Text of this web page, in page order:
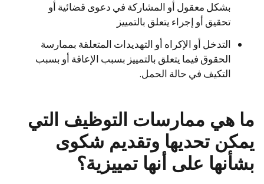
بشكل معقول أو المشاركة في دعوى قضائية أو
تحقيق أو إجراء يتعلق بالتمييز
التدخل أو الإكراه أو التهديدات المتعلقة بممارسة
الحقوق فيما يتعلق بالتمييز بسبب الإعاقة أو بسبب
التكيف في حالة الحمل.
ما هي ممارسات التوظيف التي
يمكن تحديها وتقديم شكوى
بشأنها على أنها تمييزية؟